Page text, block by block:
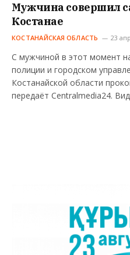
Мужчина совершил
Костанае
КОСТАНАЙСКАЯ ОБЛАСТЬ 23
С мужчиной в этот момент
полиции и городском
Костанайской области
передаёт Centralmedia24.